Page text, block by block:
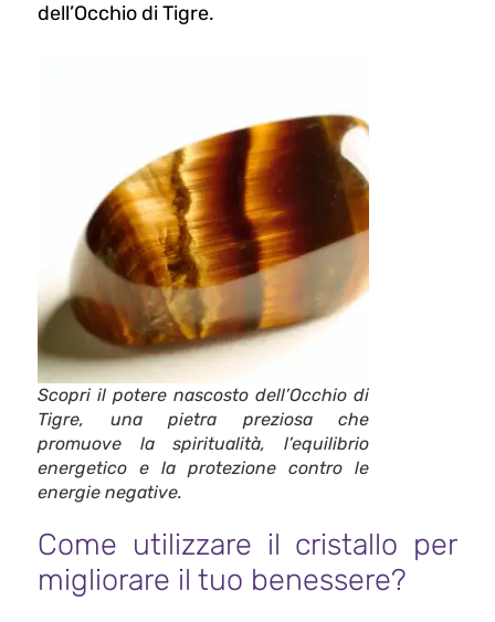
dell’Occhio di Tigre.
Scopri il potere nascosto dell’Occhio di
Tigre, una pietra preziosa che
promuove la spiritualità, l’equilibrio
energetico e la protezione contro le
energie negative.
Come utilizzare il cristallo per
migliorare il tuo benessere?